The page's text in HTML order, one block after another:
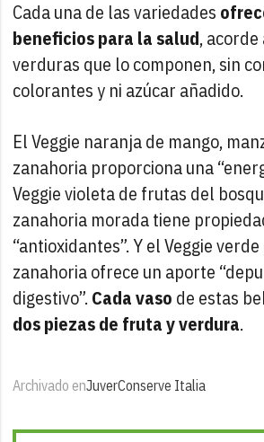
Cada una de las variedades
beneficios para la salud,
verduras que lo componen, sin
colorantes y ni azúcar añadido.
El Veggie naranja de mango,
zanahoria proporciona una
Veggie violeta de frutas del
zanahoria morada tiene
“antioxidantes”. Y el Veggie
zanahoria ofrece un aporte
digestivo”. Cada vaso de estas
dos piezas de fruta y verdura.
Archivado enJuverConserve Italia